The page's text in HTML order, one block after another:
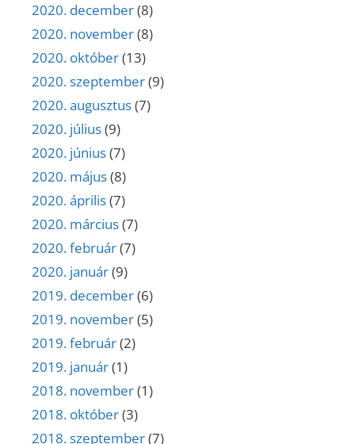
2020. december(8)
2020. november(8)
2020. október(13)
2020. szeptember(9)
2020. augusztus(7)
2020. július(9)
2020. június(7)
2020. május(8)
2020. április(7)
2020. március(7)
2020. február(7)
2020. január(9)
2019. december(6)
2019. november(5)
2019. február(2)
2019. január(1)
2018. november(1)
2018. október(3)
2018. szeptember(7)